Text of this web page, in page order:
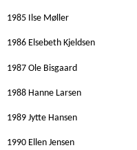
1985 Ilse Møller
1986 Elsebeth Kjeldsen
1987 Ole Bisgaard
1988 Hanne Larsen
1989 Jytte Hansen
1990 Ellen Jensen